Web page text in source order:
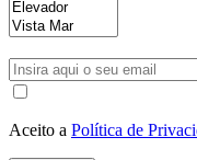
Aceito a Política de